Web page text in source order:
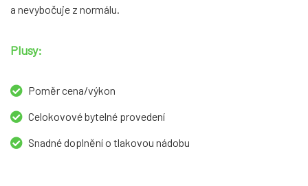
a nevybočuje z normálu.
Plusy:
Poměr cena/výkon
Celokovové bytelné provedení
Snadné doplnění o tlakovou nádobu